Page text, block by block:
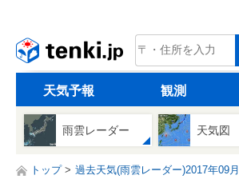
tenki.jp
天気予報 観測
雨雲レーダー 天気図
トップ 過去天気(雨雲レーダー)2017年09月